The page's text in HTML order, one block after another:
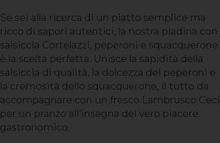
Se sei alla ricerca di un piatto semplice ma
ricco di sapori autentici, la nostra piadina con
salsiccia Cortelazzi, peperoni e squacquerone
è la scelta perfetta. Unisce la sapidità della
salsiccia di qualità, la dolcezza dei peperoni e
la cremosità dello squacquerone, il tutto da
accompagnare con un fresco Lambrusco Ceci
per un pranzo all’insegna del vero piacere
gastronomico.